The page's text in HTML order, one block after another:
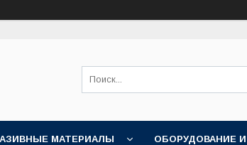
МАТЕРИАЛЫ ОБОРУДОВАНИЕ